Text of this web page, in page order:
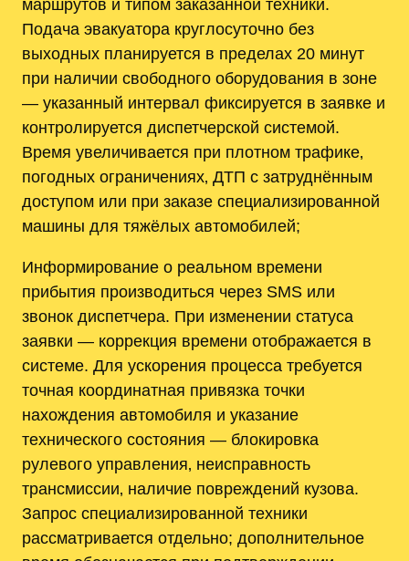
Подача эвакуатора круглосуточно без
выходных планируется в пределах 20 минут
при наличии свободного оборудования в зоне
— указанный интервал фиксируется в заявке и
контролируется диспетчерской системой.
Время увеличивается при плотном трафике‚
погодных ограничениях‚ ДТП с затруднённым
доступом или при заказе специализированной
машины для тяжёлых автомобилей;
Информирование о реальном времени
прибытия производиться через SMS или
звонок диспетчера. При изменении статуса
заявки — коррекция времени отображается в
системе. Для ускорения процесса требуется
точная координатная привязка точки
нахождения автомобиля и указание
технического состояния — блокировка
рулевого управления‚ неисправность
трансмиссии‚ наличие повреждений кузова.
Запрос специализированной техники
рассматривается отдельно; дополнительное